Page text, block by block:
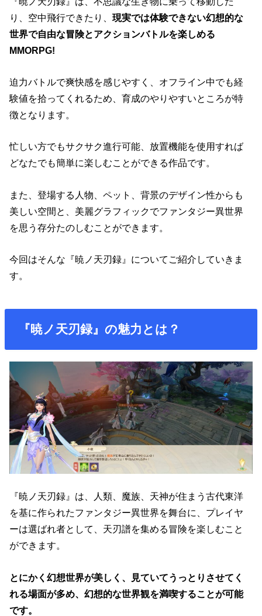
り、空中飛行できたり、現実では体験できない幻想的な
世界で自由な冒険とアクションバトルを楽しめる
MMORPG!
迫力バトルで爽快感を感じやすく、オフライン中でも経
験値を拾ってくれるため、育成のやりやすいところが特
徴となります。
忙しい方でもサクサク進行可能、放置機能を使用すれば
どなたでも簡単に楽しむことができる作品です。
また、登場する人物、ペット、背景のデザイン性からも
美しい空間と、美麗グラフィックでファンタジー異世界
を思う存分たのしむことができます。
今回はそんな『暁ノ天刃録』についてご紹介していきま
す。
『暁ノ天刃録』の魅力とは？
『暁ノ天刃録』は、人類、魔族、天神が住まう古代東洋
を基に作られたファンタジー異世界を舞台に、プレイヤ
ーは選ばれ者として、天刃譜を集める冒険を楽しむこと
ができます。
とにかく幻想世界が美しく、見ていてうっとりさせてく
れる場面が多め、幻想的な世界観を満喫することが可能
です。